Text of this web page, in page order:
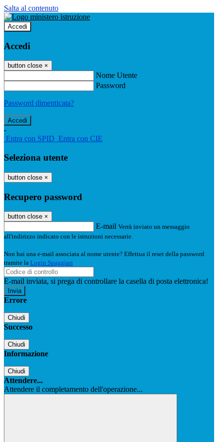
Salta al contenuto
Accedi
Accedi
button close ×
Nome Utente
Password
Password dimenticata?
-
Entra con SPID Entra con CIE
Seleziona utente
button close ×
Recupero password
button close ×
E-mail Verrà inviato un messaggio
all'indirizzo indicato con le istruzioni necessarie.
Non hai una e-mail associata al nome utente? Effettua il reset della password
tramite la Login Spaggiari
E-mail inviata, si prega di controllare la casella di posta elettronica!
Errore
Chiudi
Successo
Chiudi
Informazione
Chiudi
Attendere...
Attendere il completamento dell'operazione...